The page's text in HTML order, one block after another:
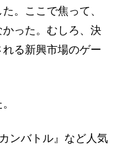
。ここで焦って、
った。むしろ、決
る新興市場のゲー
ンバトル』など人気